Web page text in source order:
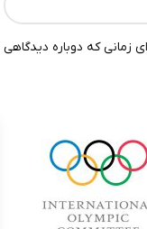
زمانی که دوباره دیدگاهی